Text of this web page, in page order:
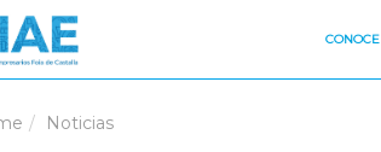
Noticias